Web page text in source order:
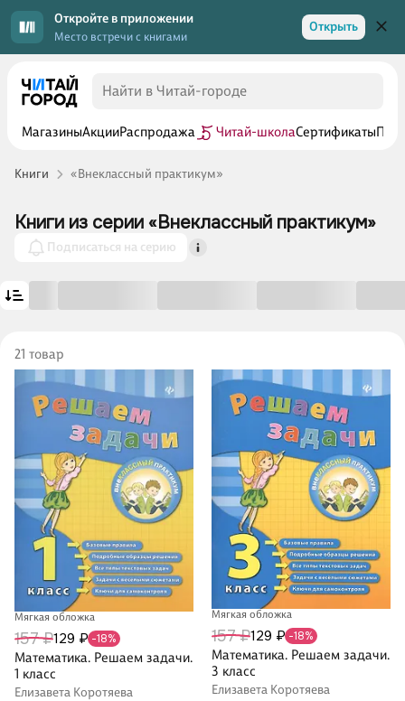
Откройте в приложении
Место встречи с книгами
Открыть
МагазиныАкцииРаспродажа Читай-школаСертификаты
Книги «Внеклассный практикум»
Книги из серии «Внеклассный практикум»
Подписаться на серию
21 товар
Мягкая обложка
157 ₽129 ₽ -18%
Математика. Решаем задачи.
1 класс
Елизавета Коротяева
Мягкая обложка
157 ₽129 ₽ -18%
Математика. Решаем задачи.
3 класс
Елизавета Коротяева